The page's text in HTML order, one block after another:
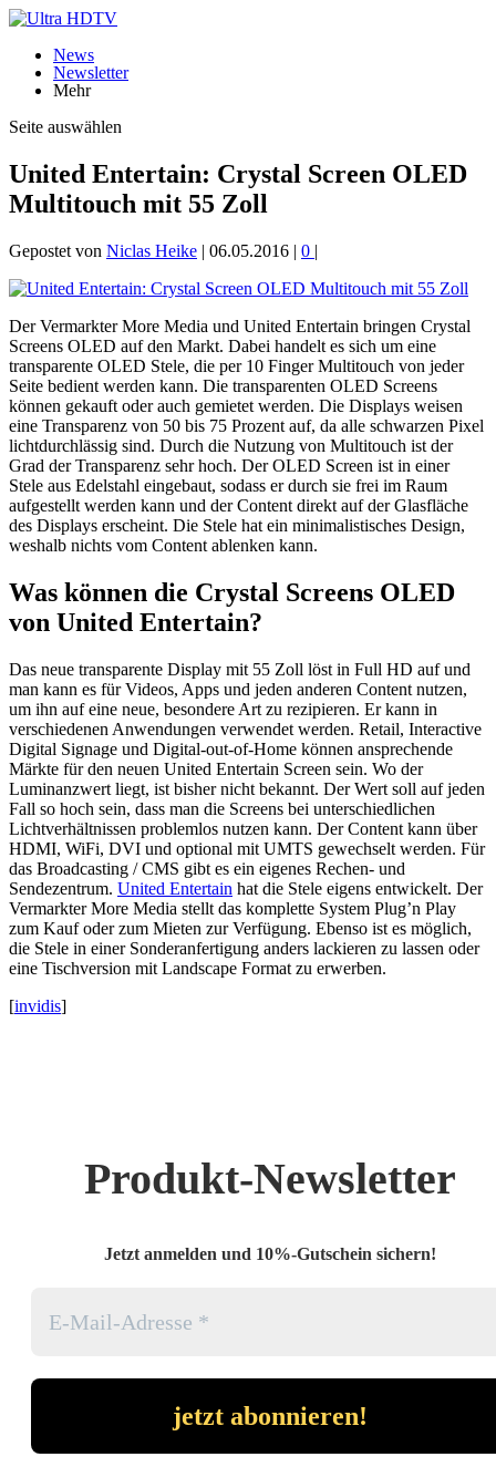
News
Newsletter
Mehr
Seite auswählen
United Entertain: Crystal Screen OLED
Multitouch mit 55 Zoll
Gepostet von Niclas Heike | 06.05.2016 | 0 |
Der Vermarkter More Media und United Entertain bringen Crystal
Screens OLED auf den Markt. Dabei handelt es sich um eine
transparente OLED Stele, die per 10 Finger Multitouch von jeder
Seite bedient werden kann. Die transparenten OLED Screens
können gekauft oder auch gemietet werden. Die Displays weisen
eine Transparenz von 50 bis 75 Prozent auf, da alle schwarzen Pixel
lichtdurchlässig sind. Durch die Nutzung von Multitouch ist der
Grad der Transparenz sehr hoch. Der OLED Screen ist in einer
Stele aus Edelstahl eingebaut, sodass er durch sie frei im Raum
aufgestellt werden kann und der Content direkt auf der Glasfläche
des Displays erscheint. Die Stele hat ein minimalistisches Design,
weshalb nichts vom Content ablenken kann.
Was können die Crystal Screens OLED
von United Entertain?
Das neue transparente Display mit 55 Zoll löst in Full HD auf und
man kann es für Videos, Apps und jeden anderen Content nutzen,
um ihn auf eine neue, besondere Art zu rezipieren. Er kann in
verschiedenen Anwendungen verwendet werden. Retail, Interactive
Digital Signage und Digital-out-of-Home können ansprechende
Märkte für den neuen United Entertain Screen sein. Wo der
Luminanzwert liegt, ist bisher nicht bekannt. Der Wert soll auf jeden
Fall so hoch sein, dass man die Screens bei unterschiedlichen
Lichtverhältnissen problemlos nutzen kann. Der Content kann über
HDMI, WiFi, DVI und optional mit UMTS gewechselt werden. Für
das Broadcasting / CMS gibt es ein eigenes Rechen- und
Sendezentrum. United Entertain hat die Stele eigens entwickelt. Der
Vermarkter More Media stellt das komplette System Plug’n Play
zum Kauf oder zum Mieten zur Verfügung. Ebenso ist es möglich,
die Stele in einer Sonderanfertigung anders lackieren zu lassen oder
eine Tischversion mit Landscape Format zu erwerben.
[invidis]
Produkt-Newsletter
Jetzt anmelden und 10%-Gutschein sichern!